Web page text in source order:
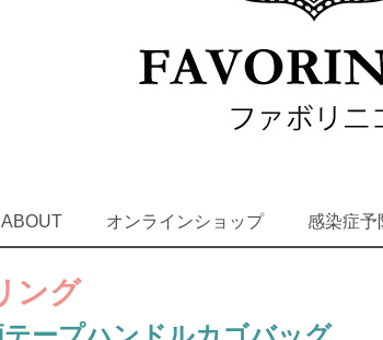
SKIP
TO
ABOUT オンラインショップ 感染症予
ング